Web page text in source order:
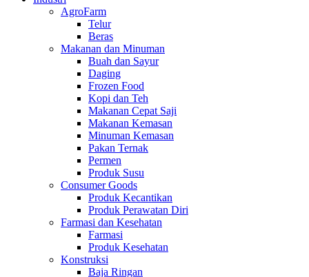
AgroFarm
Telur
Beras
Makanan dan Minuman
Buah dan Sayur
Daging
Frozen Food
Kopi dan Teh
Makanan Cepat Saji
Makanan Kemasan
Minuman Kemasan
Pakan Ternak
Permen
Produk Susu
Consumer Goods
Produk Kecantikan
Produk Perawatan Diri
Farmasi dan Kesehatan
Farmasi
Produk Kesehatan
Konstruksi
Baja Ringan